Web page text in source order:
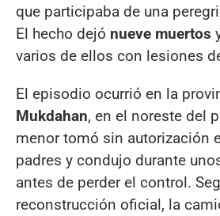
que participaba de una
El hecho dejó nueve muertos
varios de ellos con lesiones
El episodio ocurrió en la
Mukdahan, en el noreste del
menor tomó sin autorización
padres y condujo durante
antes de perder el control.
reconstrucción oficial, la